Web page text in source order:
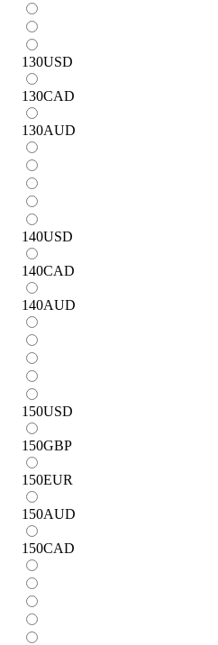
130USD
130CAD
130AUD
140USD
140CAD
140AUD
150USD
150GBP
150EUR
150AUD
150CAD